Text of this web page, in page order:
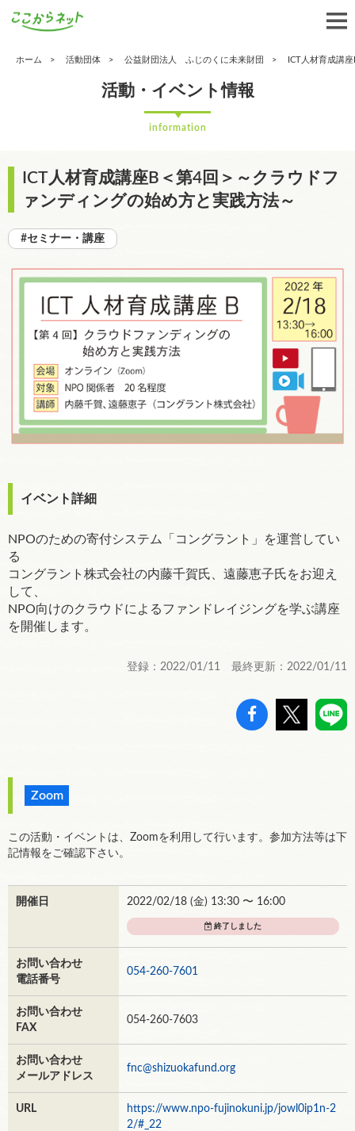
ホーム 活動団体 公益財団法人 ふじのくに未来財団 ICT人材育成講
活動・イベント情報
information
ICT人材育成講座B＜第4回＞～クラウドフ
ァンディングの始め方と実践方法～
#セミナー・講座
イベント詳細
NPOのための寄付システム「コングラント」を運営してい
る
コングラント株式会社の内藤千賀氏、遠藤恵子氏をお迎え
して、
NPO向けのクラウドによるファンドレイジングを学ぶ講座
を開催します。
登録：2022/01/11 最終更新：2022/01/11
Zoom
この活動・イベントは、Zoomを利用して行います。参加方法等は下
記情報をご確認下さい。
開催日 2022/02/18 (金) 13:30 〜 16:00
終了しました
お問い合わせ
電話番号
054-260-7601
お問い合わせ
FAX
054-260-7603
お問い合わせ
メールアドレス
fnc@shizuokafund.org
URL
https://www.npo-fujinokuni.jp/jowl0ip1n-2
2/#_22